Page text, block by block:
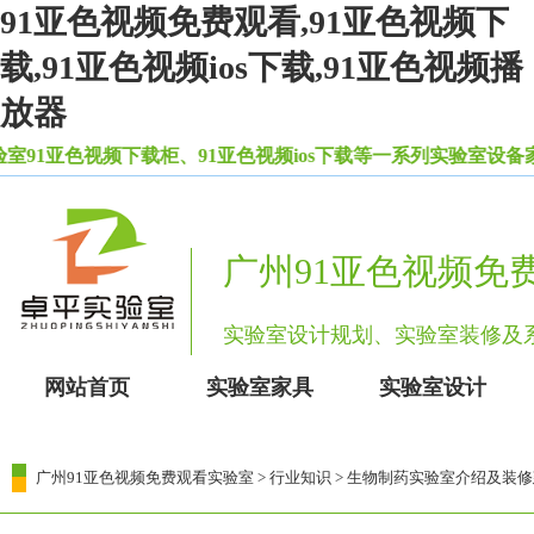
91亚色视频免费观看,91亚色视频下
载,91亚色视频ios下载,91亚色视频播
放器
色视频下载柜、91亚色视频ios下载等一系列实验室设备家具
广州91亚色视频免
实验室设计规划、实验室装修
网站首页 实验室家具 实验室设计
广州91亚色视频免费观看实验室 > 行业知识 > 生物制药实验室介绍及装